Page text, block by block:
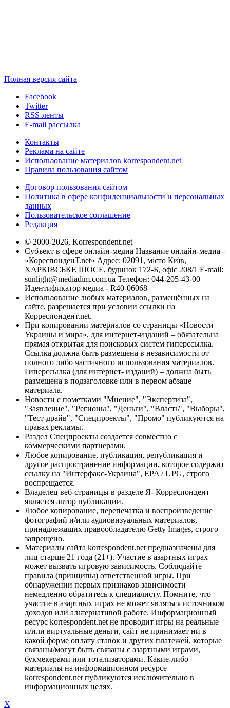
Полная версия сайта
Facebook
Twitter
RSS-ленты
E-mail рассылка
Контакты
Реклама на сайте
Использование материалов korrespondent.net
Правила пользования сайтом
Договор пользования сайтом
Политика в сфере конфиденциальности и персональных
данных
Пользовательское соглашение
Редакция
© 2000-2026, Korrespondent.net
Субъект в сфере онлайн-медиа Название онлайн-медиа -
«КореспонденТ.net» Адрес: 02091, місто Київ,
ХАРКІВСЬКЕ ШОСЕ, будинок 172-Б, офіс 208/1 E-mail:
sunlight@mediadim.com.ua Телефон: 044-205-43-00
Идентификатор медиа - R40-06068
Использование любых материалов, размещённых на
сайте, разрешается при условии ссылки на
Корреспондент.net.
При копировании материалов со страницы «Новости
Украины и мира», для интернет-изданий – обязательна
прямая открытая для поисковых систем гиперссылка.
Ссылка должна быть размещена в независимости от
полного либо частичного использования материалов.
Гиперссылка (для интернет- изданий) – должна быть
размещена в подзаголовке или в первом абзаце
материала.
Новости с пометками "Мнение", "Экспертиза",
"Заявление", "Регионы", "Деньги", "Власть", "Выборы",
"Тест-драйв", "Спецпроекты", "Промо" публикуются на
правах рекламы.
Раздел Спецпроекты создается совместно с
коммерческими партнерами.
Любое копирование, публикация, републикация и
другое распространение информации, которое содержит
ссылку на "Интерфакс-Украина", EPA / UPG, строго
воспрещается.
Владелец веб-страницы в разделе Я- Корреспондент
является автор публикации.
Любое копирование, перепечатка и воспроизведение
фотографий и/или аудиовизуальных материалов,
принадлежащих правообладателю Getty Images, строго
запрещено.
Материалы сайта korrespondent.net предназначены для
лиц старше 21 года (21+). Участие в азартных играх
может вызвать игровую зависимость. Соблюдайте
правила (принципы) ответственной игры. При
обнаружении первых признаков зависимости
немедленно обратитесь к специалисту. Помните, что
участие в азартных играх не может являться источником
доходов или альтернативой работе. Информационный
ресурс korrespondent.net не проводит игры на реальные
и/или виртуальные деньги, сайт не принимает ни в
какой форме оплату ставок и других платежей, которые
связаны/могут быть связаны с азартными играми,
букмекерами или тотализаторами. Какие-либо
материалы на информационном ресурсе
korrespondent.net публикуются исключительно в
информационных целях.
X